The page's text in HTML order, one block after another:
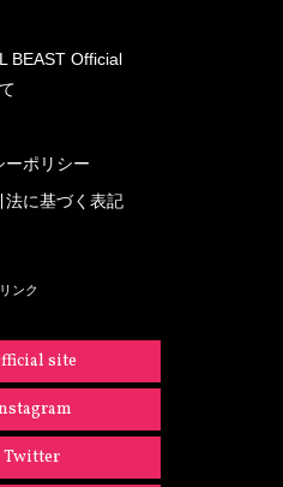
BEAST Official
ーポリシー
法に基づく表記
リンク
site
Twitter